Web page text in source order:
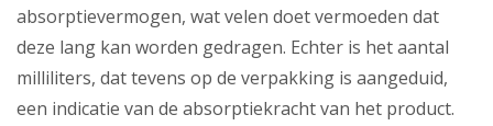
absorptievermogen, wat velen doet vermoeden dat
deze lang kan worden gedragen. Echter is het aantal
milliliters, dat tevens op de verpakking is aangeduid,
een indicatie van de absorptiekracht van het product.